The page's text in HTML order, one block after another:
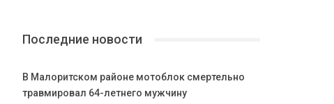
Последние новости
В Малоритском районе мотоблок смертельно
травмировал 64-летнего мужчину